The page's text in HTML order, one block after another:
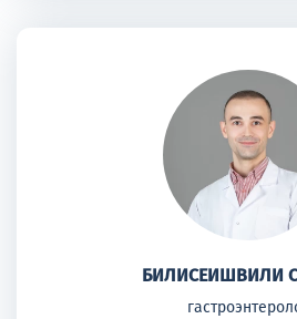
БИЛИСЕИШВИЛИ